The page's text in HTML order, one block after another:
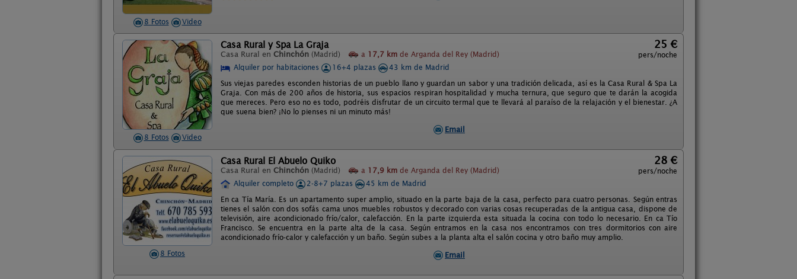
8 Fotos Video
8 Fotos Video
Casa Rural y Spa La Graja
Casa Rural en Chinchón (Madrid) a 17,7 km de Arganda del Rey (Madrid)
25 €
pers/noche
Alquiler por habitaciones
16+4 plazas
43 km de Madrid
Sus viejas paredes esconden historias de un pueblo llano y guardan un sabor y una tradición delicada, así es la Casa Rural & Spa La
Graja. Con más de 200 años de historia, sus espacios respiran hospitalidad y mucha ternura, que seguro que te darán la acogida
que mereces. Pero eso no es todo, podréis disfrutar de un circuito termal que te llevará al paraíso de la relajación y el bienestar. ¿A
que suena bien? ¡No lo pienses ni un minuto más!
Email
8 Fotos
Casa Rural El Abuelo Quiko
Casa Rural en Chinchón (Madrid) a 17,9 km de Arganda del Rey (Madrid)
28 €
pers/noche
Alquiler completo
2-8+7 plazas
45 km de Madrid
En ca Tía María. Es un apartamento super amplio, situado en la parte baja de la casa, perfecto para cuatro personas. Según entras
tienes el salón con dos sofás cama unos muebles robustos y decorado con varias cosas recuperadas de la antigua casa, dispone de
televisión, aire acondicionado frío/calor, calefacción. En la parte izquierda esta situada la cocina con todo lo necesario. En ca Tío
Francisco. Se encuentra en la parte alta de la casa. Según entramos en la casa nos encontramos con tres dormitorios con aire
acondicionado frío-calor y calefacción y un baño. Según subes a la planta alta el salón cocina y otro baño muy amplio.
Email